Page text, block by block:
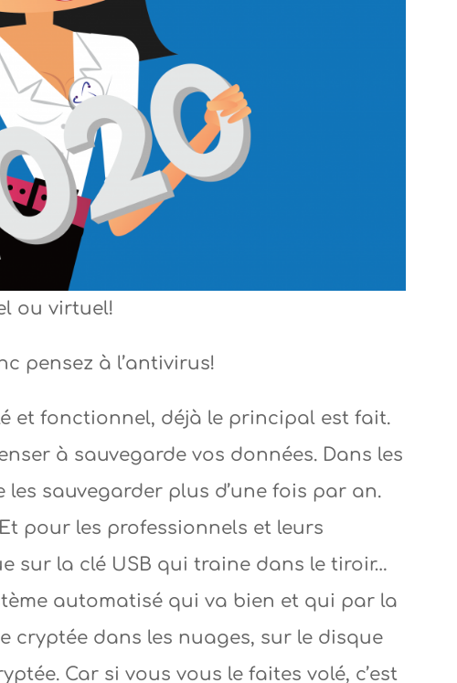
ou virtuel!
pensez à l’antivirus!
et fonctionnel, déjà le principal est fait.
à sauvegarde vos données. Dans les
sauvegarder plus d’une fois par an.
pour les professionnels et leurs
sur la clé USB qui traine dans le tiroir…
automatisé qui va bien et qui par la
cryptée dans les nuages, sur le disque
Car si vous vous le faites volé, c’est